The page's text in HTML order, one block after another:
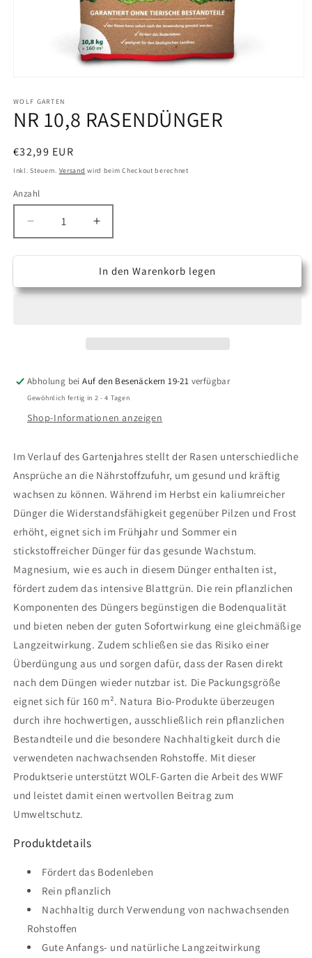
in
Modal
öffnen
WOLF GARTEN
NR 10,8 RASENDÜNGER
Normaler
Preis
€32,99 EUR
Inkl. Steuern. Versand wird beim Checkout berechnet
Anzahl
Anzahl
Verringere
die
Menge
NR
Erhöhe
die
Menge
für
NR
In den Warenkorb legen
Abholung beiAuf den Besenäckern 19-21 verfügbar
Gewöhnlich fertig in 2 - 4 Tagen
Shop-Informationen anzeigen
Im Verlauf des Gartenjahres stellt der Rasen unterschiedliche
Ansprüche an die Nährstoffzufuhr, um gesund und kräftig
wachsen zu können. Während im Herbst ein kaliumreicher
Dünger die Widerstandsfähigkeit gegenüber Pilzen und Frost
erhöht, eignet sich im Frühjahr und Sommer ein
stickstoffreicher Dünger für das gesunde Wachstum.
Magnesium, wie es auch in diesem Dünger enthalten ist,
fördert zudem das intensive Blattgrün. Die rein pflanzlichen
Komponenten des Düngers begünstigen die Bodenqualität
und bieten neben der guten Sofortwirkung eine gleichmäßige
Langzeitwirkung. Zudem schließen sie das Risiko einer
Überdüngung aus und sorgen dafür, dass der Rasen direkt
nach dem Düngen wieder nutzbar ist. Die Packungsgröße
eignet sich für 160 m². Natura Bio-Produkte überzeugen
durch ihre hochwertigen, ausschließlich rein pflanzlichen
Bestandteile und die besondere Nachhaltigkeit durch die
verwendeten nachwachsenden Rohstoffe. Mit dieser
Produktserie unterstützt WOLF-Garten die Arbeit des WWF
und leistet damit einen wertvollen Beitrag zum
Umweltschutz.
Produktdetails
Fördert das Bodenleben
Rein pflanzlich
Nachhaltig durch Verwendung von nachwachsenden
Rohstoffen
Gute Anfangs- und natürliche Langzeitwirkung